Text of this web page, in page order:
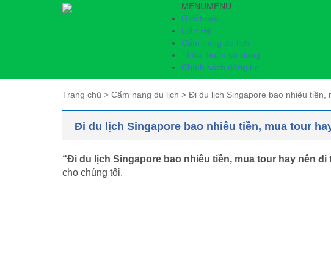
MENUMENU
Giới thiệu
Liên Hệ
Cẩm nang du lịch
Thỏa thuận sử dụng
Chính sách riêng tư
Trang chủ > Cẩm nang du lịch > Đi du lịch Singapore bao nhiêu tiền,
Đi du lịch Singapore bao nhiêu tiền, mua tour
“Đi du lịch Singapore bao nhiêu tiền, mua tour hay nên đi
cho chúng tôi.